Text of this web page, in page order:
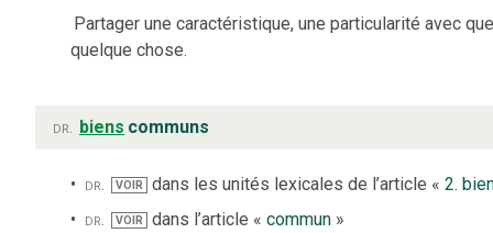
Partager une caractéristique, une particularité avec
quelque chose.
dr. biens communs
dr. VOIR dans les unités lexicales de l’article « 2.
dr.
VOIR dans l’article « commun»